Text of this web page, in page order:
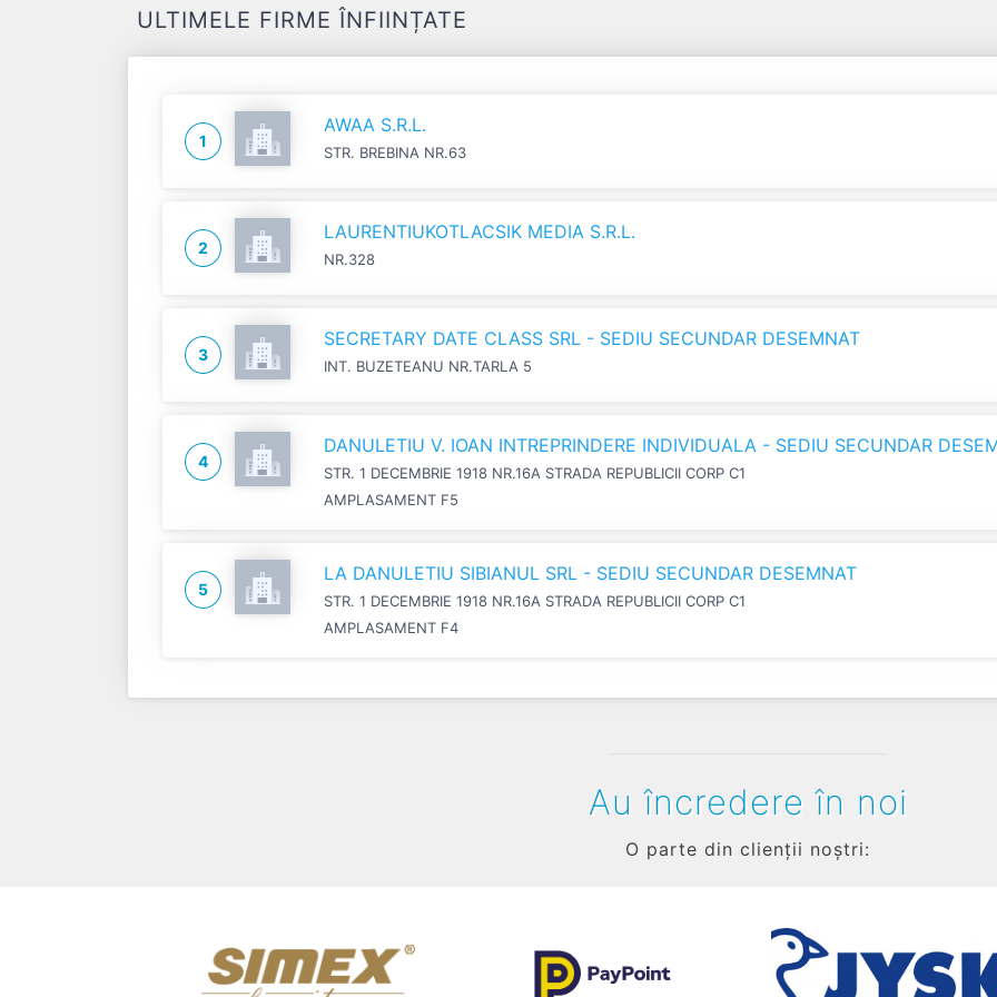
ULTIMELE FIRME ÎNFIINȚATE
1
AWAA S.R.L.
STR. BREBINA NR.63
2
LAURENTIUKOTLACSIK MEDIA S.R.L.
NR.328
3
SECRETARY DATE CLASS SRL - SEDIU SECUNDAR DESEMNAT
INT. BUZETEANU NR.TARLA 5
4
DANULETIU V. IOAN INTREPRINDERE INDIVIDUALA - SEDIU SECUNDAR
STR. 1 DECEMBRIE 1918 NR.16A STRADA REPUBLICII CORP C1
AMPLASAMENT F5
5
LA DANULETIU SIBIANUL SRL - SEDIU SECUNDAR DESEMNAT
STR. 1 DECEMBRIE 1918 NR.16A STRADA REPUBLICII CORP C1
AMPLASAMENT F4
Au încredere în noi
O parte din clienții noștri: